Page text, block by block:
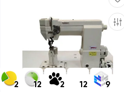
2 12 2 12 9